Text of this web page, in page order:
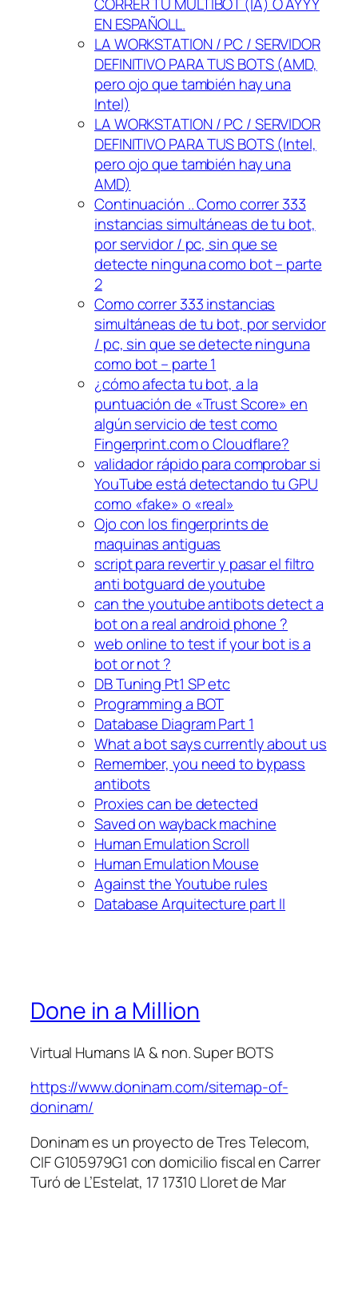
CORRER TU MULTIBOT (IA) O AYYY
EN ESPAÑOLL.
LA WORKSTATION / PC / SERVIDOR
DEFINITIVO PARA TUS BOTS (AMD,
pero ojo que también hay una
Intel)
LA WORKSTATION / PC / SERVIDOR
DEFINITIVO PARA TUS BOTS (Intel,
pero ojo que también hay una
AMD)
Continuación .. Como correr 333
instancias simultáneas de tu bot,
por servidor / pc, sin que se
detecte ninguna como bot – parte
2
Como correr 333 instancias
simultáneas de tu bot, por servidor
/ pc, sin que se detecte ninguna
como bot – parte 1
¿cómo afecta tu bot, a la
puntuación de «Trust Score» en
algún servicio de test como
Fingerprint.com o Cloudflare?
validador rápido para comprobar si
YouTube está detectando tu GPU
como «fake» o «real»
Ojo con los fingerprints de
maquinas antiguas
script para revertir y pasar el filtro
anti botguard de youtube
can the youtube antibots detect a
bot on a real android phone ?
web online to test if your bot is a
bot or not ?
DB Tuning Pt1 SP etc
Programming a BOT
Database Diagram Part 1
What a bot says currently about us
Remember, you need to bypass
antibots
Proxies can be detected
Saved on wayback machine
Human Emulation Scroll
Human Emulation Mouse
Against the Youtube rules
Database Arquitecture part II
Done in a Million
Virtual Humans IA & non. Super BOTS
https://www.doninam.com/sitemap-of-
doninam/
Doninam es un proyecto de Tres Telecom,
CIF G105979G1 con domicilio fiscal en Carrer
Turó de L’Estelat, 17 17310 Lloret de Mar